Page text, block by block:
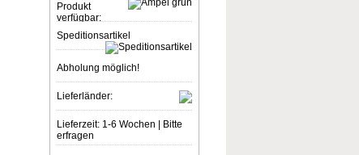
Produkt
verfügbar:
Speditionsartikel
Abholung möglich!
Lieferländer:
Lieferzeit: 1-6 Wochen | Bitte
erfragen